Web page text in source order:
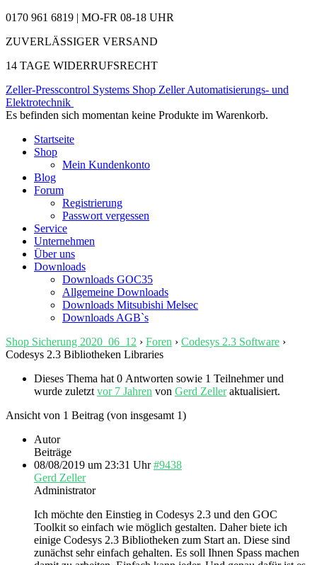
0170 961 6819 | MO-FR 08-18 UHR
ZUVERLÄSSIGER VERSAND
14 TAGE WIDERRUFSRECHT
Zeller-Presscontrol Systems Shop Zeller Automatisierungs- und
Elektrotechnik
Es befinden sich momentan keine Produkte im Warenkorb.
Startseite
Shop
Mein Kundenkonto
Blog
Forum
Registrierung
Passwort vergessen
Service
Unternehmen
Über uns
Downloads
Downloads GOC35
Allgemeine Downloads
Downloads Mitsubishi Melsec
Downloads AGB`s
Shop Sicherung 2020_06_12 › Foren › Codesys 2.3 Software ›
Codesys 2.3 Bibliotheken Libraries
Dieses Thema hat 0 Antworten sowie 1 Teilnehmer und
wurde zuletzt vor 7 Jahren von Gerd Zelleraktualisiert.
Ansicht von 1 Beitrag (von insgesamt 1)
Autor
Beiträge
08/08/2019 um 23:31 Uhr #9438
Gerd Zeller
Administrator
Ich möchte den Einstieg in Codesys 2.3 und den GOC
Toolkit so einfach wie möglich gestalten. Daher biete ich
einige Codesys 2.3 Bibliotheken zum Start an. Diese sind
zunächst sehr einfach gehalten. Es soll Ihnen Spass machen